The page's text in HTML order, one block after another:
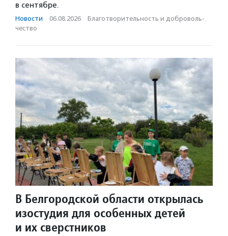
в сентябре.
Новости · 06.08.2026 · Благотвори­тель­ность и доброволь­
чест­во
В Белгородской области открылась
изостудия для особенных детей
и их сверстников